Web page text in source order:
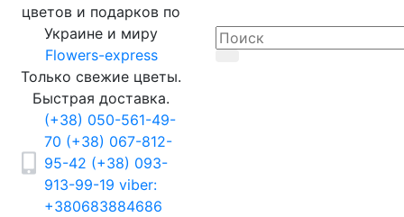
цветов и подарков по
Украине и миру
Flowers-express
Только свежие цветы.
Быстрая доставка.
(+38) 050-561-49-
70 (+38) 067-812-
95-42 (+38) 093-
913-99-19 viber:
+380683884686